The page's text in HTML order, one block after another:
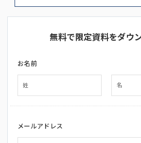
無料で限定資料をダウ
お名前
メールアドレス